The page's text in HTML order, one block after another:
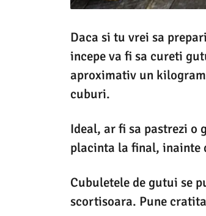
Daca si tu vrei sa
incepe va fi sa cureti
aproximativ un
cuburi.
Ideal, ar fi sa pastrezi o
placinta la final, inainte
Cubuletele de gutui se
scortisoara. Pune